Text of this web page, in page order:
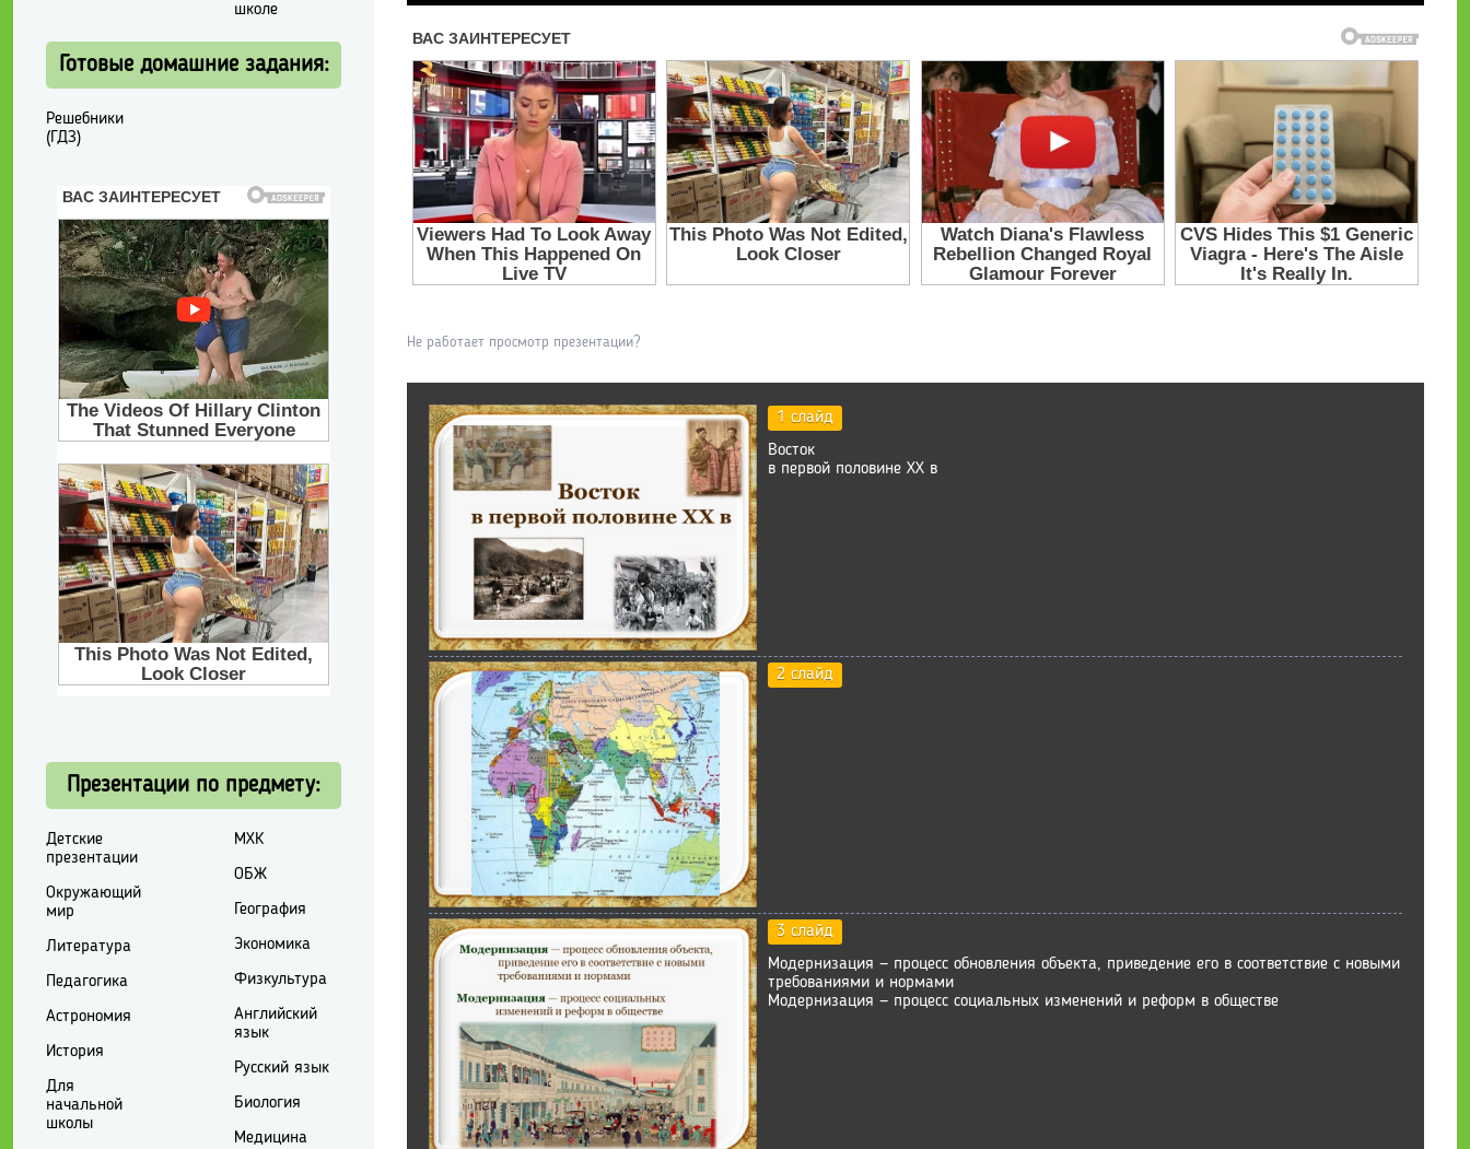
Не работает просмотр презентации?
1 слайд
Восток
в первой половине ХХ в
2 слайд
3 слайд
Модернизация — процесс обновления объекта, приведение его в соответствие с новыми
требованиями и нормами
Модернизация — процесс социальных изменений и реформ в обществе
школе
Готовые домашние задания:
Решебники
(ГДЗ)
Презентации по предмету:
Детские
презентации
Окружающий
мир
Литература
Педагогика
Астрономия
История
Для
начальной
школы
МХК
ОБЖ
География
Экономика
Физкультура
Английский
язык
Русский язык
Биология
Медицина